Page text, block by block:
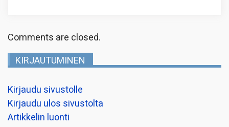
Comments are closed.
KIRJAUTUMINEN
Kirjaudu sivustolle
Kirjaudu ulos sivustolta
Artikkelin luonti